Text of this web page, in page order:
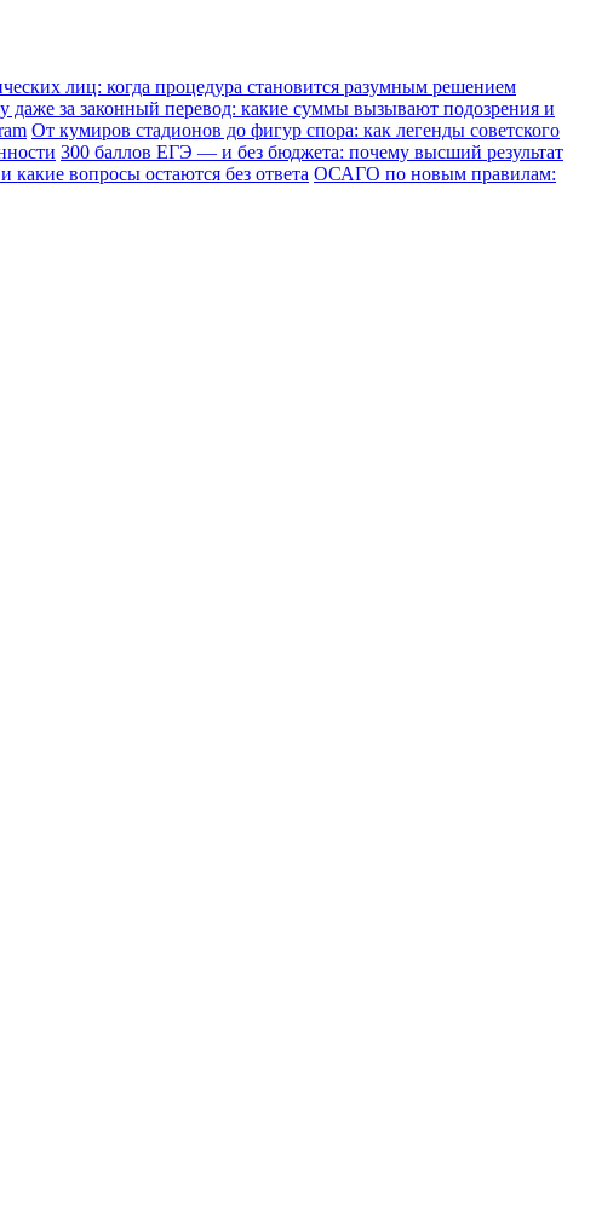
лиц: когда процедура становится разумным решением
даже за законный перевод: какие суммы вызывают подозрения и
От кумиров стадионов до фигур спора: как легенды советского
300 баллов ЕГЭ — и без бюджета: почему высший результат
вопросы остаются без ответа ОСАГО по новым правилам: